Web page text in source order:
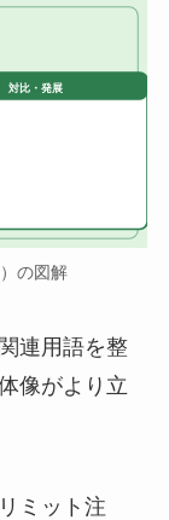
対比・発展
の図解
連用語を整
像がより立
ミット注